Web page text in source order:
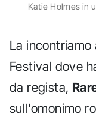
Katie Holmes in
La incontriamo
Festival dove
da regista,
sull'omonimo